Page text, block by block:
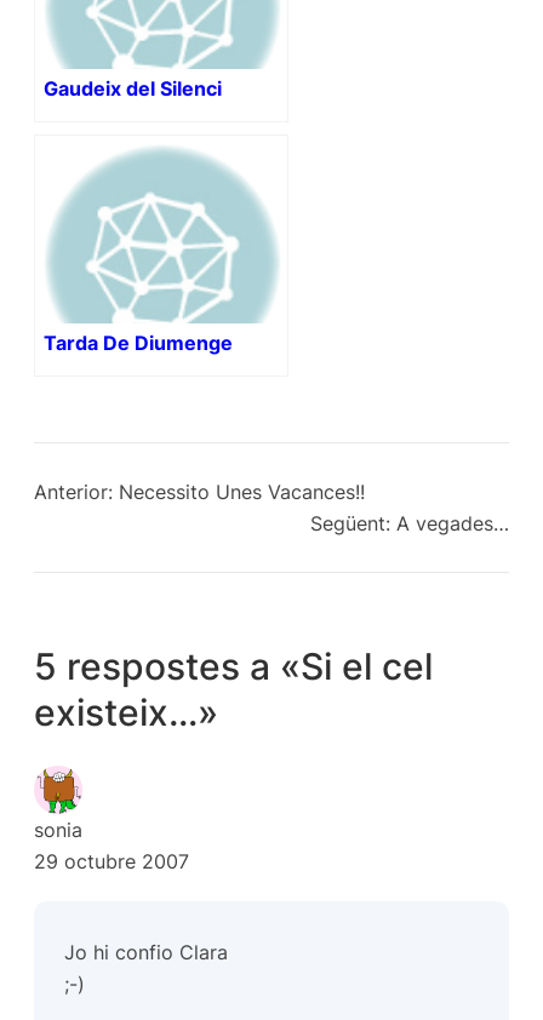
Gaudeix del Silenci
Tarda De Diumenge
Anterior: Necessito Unes Vacances!!
Següent: A vegades…
5 respostes a «Si el cel
existeix…»
sonia
29 octubre 2007
Jo hi confio Clara
;-)